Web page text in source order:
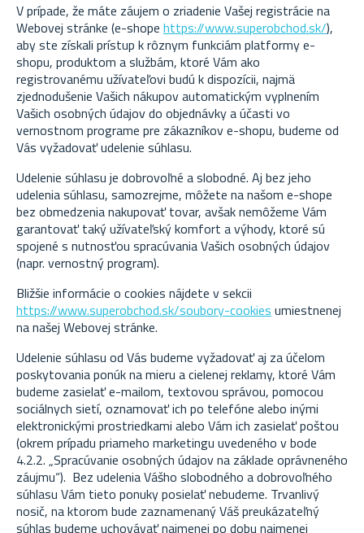
V prípade, že máte záujem o zriadenie Vašej registrácie na
Webovej stránke (e-shope https://www.superobchod.sk/),
aby ste získali prístup k rôznym funkciám platformy e-
shopu, produktom a službám, ktoré Vám ako
registrovanému užívateľovi budú k dispozícii, najmä
zjednodušenie Vašich nákupov automatickým vyplnením
Vašich osobných údajov do objednávky a účasti vo
vernostnom programe pre zákazníkov e-shopu, budeme od
Vás vyžadovať udelenie súhlasu.
Udelenie súhlasu je dobrovoľné a slobodné. Aj bez jeho
udelenia súhlasu, samozrejme, môžete na našom e-shope
bez obmedzenia nakupovať tovar, avšak nemôžeme Vám
garantovať taký užívateľský komfort a výhody, ktoré sú
spojené s nutnosťou spracúvania Vašich osobných údajov
(napr. vernostný program).
Bližšie informácie o cookies nájdete v sekcii
https://www.superobchod.sk/soubory-cookies umiestnenej
na našej Webovej stránke.
Udelenie súhlasu od Vás budeme vyžadovať aj za účelom
poskytovania ponúk na mieru a cielenej reklamy, ktoré Vám
budeme zasielať e-mailom, textovou správou, pomocou
sociálnych sietí, oznamovať ich po telefóne alebo inými
elektronickými prostriedkami alebo Vám ich zasielať poštou
(okrem prípadu priameho marketingu uvedeného v bode
4.2.2. „Spracúvanie osobných údajov na základe oprávneného
záujmu“). Bez udelenia Vášho slobodného a dobrovoľného
súhlasu Vám tieto ponuky posielať nebudeme. Trvanlivý
nosič, na ktorom bude zaznamenaný Váš preukázateľný
súhlas budeme uchovávať najmenej po dobu najmenej